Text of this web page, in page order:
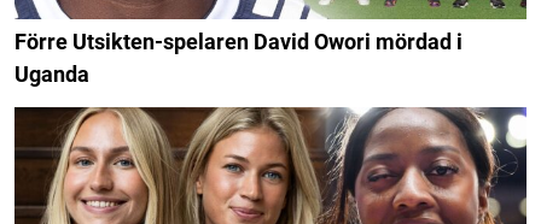
Förre Utsikten-spelaren David Owori mördad i
Uganda